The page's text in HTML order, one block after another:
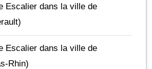
Escalier dans la ville de
Escalier dans la ville de
Rhin)